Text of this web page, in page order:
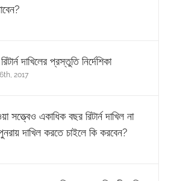
দাখিলের প্রস্তুতি নির্দেশিকা
2017
সত্ত্বেও একাধিক বছর রিটার্ন দাখিল না
দাখিল করতে চাইলে কি করবেন?